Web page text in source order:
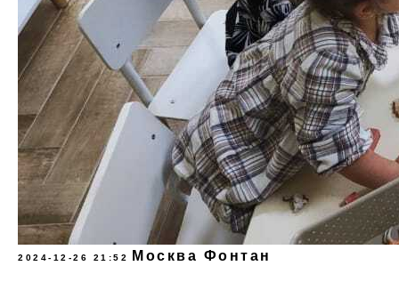
2024-12-26 21:52 Москва Фонтан